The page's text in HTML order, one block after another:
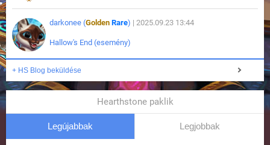
darkonee (Golden Rare) | 2025.09.23 13:44
Hallow's End (esemény)
+ HS Blog beküldése
Hearthstone paklik
Legújabbak Legjobbak